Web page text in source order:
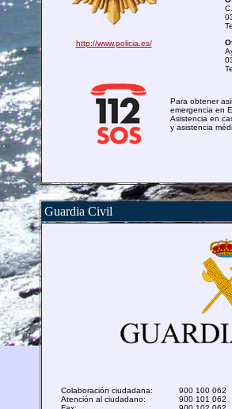
http://www.policia.es/
Para obtener
emergencia en
Asistencia en
y asistencia
Guardia Civil
Colaboración ciudadana:
900 100 062
Atención al ciudadano:
900 101 062